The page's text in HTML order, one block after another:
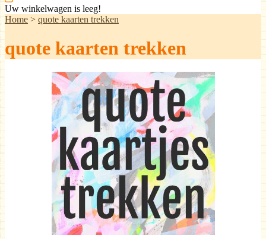
Uw winkelwagen is leeg!
Home > quote kaarten trekken
quote kaarten trekken